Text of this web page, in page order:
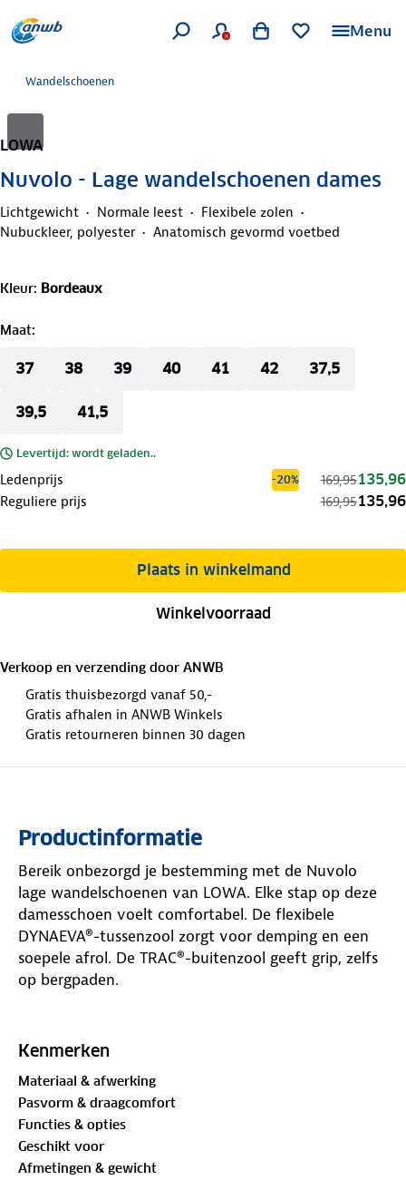
Menu
Wandelschoenen
LOWA
Nuvolo - Lage wandelschoenen dames
Lichtgewicht Normale leest
Flexibele zolen
Nubuckleer, polyester
Anatomisch gevormd voetbed
Kleur: Bordeaux
Maat:
37 38 39 40 41 42 37,5
39,5 41,5
Levertijd: wordt geladen..
Ledenprijs -20% 169,95135,96
Reguliere prijs 169,95135,96
Plaats in winkelmand
Winkelvoorraad
Verkoop en verzending door ANWB
Gratis thuisbezorgd vanaf 50,-
Gratis afhalen in ANWB Winkels
Gratis retourneren binnen 30 dagen
Productinformatie
Bereik onbezorgd je bestemming met de Nuvolo
lage wandelschoenen van LOWA. Elke stap op deze
damesschoen voelt comfortabel. De flexibele
DYNAEVA®-tussenzool zorgt voor demping en een
soepele afrol. De TRAC®-buitenzool geeft grip, zelfs
op bergpaden.
stevig. De ademende voering houdt je voeten fris,
stadswandelingen, verre reizen en avonturen buiten
de drukte. Grip en comfort maken samen het
verschil.De Nuvolo schoen is ook verkrijgbaar in een
herenmodel.
Kenmerken
Materiaal & afwerking
Pasvorm & draagcomfort
Functies & opties
Geschikt voor
Afmetingen & gewicht